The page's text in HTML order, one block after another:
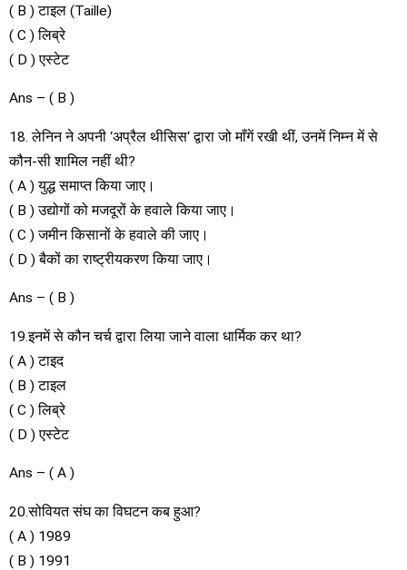
( B ) टाइल (Taille)
( C ) लिब्रे
( D ) एस्टेट
Ans – ( B )
18. लेनिन ने अपनी ‘अप्रैल थीसिस‘ द्वारा जो माँगें रखी थीं, उनमें निम्न में से
कौन-सी शामिल नहीं थी?
( A ) युद्ध समाप्त किया जाए।
( B ) उद्योगों को मजदूरों के हवाले किया जाए।
( C ) जमीन किसानों के हवाले की जाए।
( D ) बैकों का राष्ट्रीयकरण किया जाए।
Ans – ( B )
19.इनमें से कौन चर्च द्वारा लिया जाने वाला धार्मिक कर था?
( A ) टाइद
( B ) टाइल
( C ) लिब्रे
( D ) एस्टेट
Ans – ( A )
20.सोवियत संघ का विघटन कब हुआ?
( A ) 1989
( B ) 1991